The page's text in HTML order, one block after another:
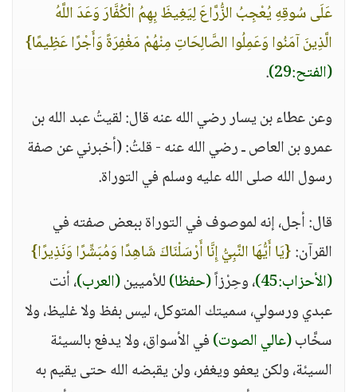
عَلَى سُوقِهِ يُعْجِبُ الزُّرَّاعَ لِيَغِيظَ بِهِمُ الْكُفَّارَ وَعَدَ اللَّهُ
الَّذِينَ آمَنُوا وَعَمِلُوا الصَّالِحَاتِ مِنْهُمْ مَغْفِرَةً وَأَجْرًا عَظِيمًا}
(الفتح:29)
.
وعن عطاء بن يسار رضي الله عنه قال: لقيتُ عبد الله بن
عمرو بن العاص ـ رضي الله عنه - قلتُ: (أخبرني عن صفة
رسول الله صلى الله عليه وسلم في التوراة.
قال: أجل، إنه لموصوف في التوراة ببعض صفته في
القرآن:{يَا أَيُّهَا النَّبِيُّ إِنَّا أَرْسَلْنَاكَ شَاهِدًا وَمُبَشِّرًا وَنَذِيرًا}
(الأحزاب:45)
، وحِرْزاً(حفظا)للأميين(العرب)، أنت
عبدي ورسولي، سميتك المتوكل، ليس بفظ ولا غليظ، ولا
سخَّاب(عالي الصوت)في الأسواق، ولا يدفع بالسيئة
السيئة، ولكن يعفو ويغفر، ولن يقبضه الله حتى يقيم به